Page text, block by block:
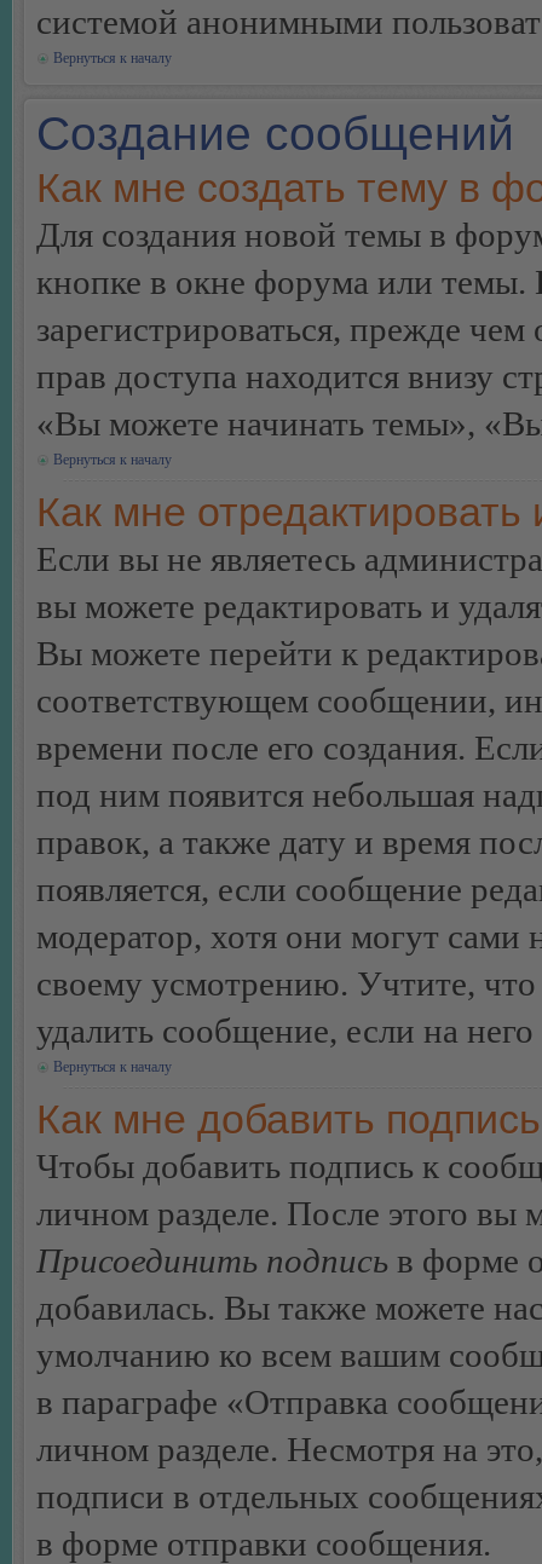
системой анонимными
Вернуться к началу
Создание сообщений
Как мне создать тему в
Для создания новой темы в
кнопке в окне форума или
зарегистрироваться, прежде
прав доступа находится внизу
«Вы можете начинать темы»,
Вернуться к началу
Как мне
Если вы не являетесь
вы можете редактировать и
Вы можете перейти к
соответствующем сообщении,
времени после его создания.
под ним появится небольшая
правок, а также дату и время
появляется, если сообщение
модератор, хотя они могут сами
своему усмотрению. Учтите,
удалить сообщение, если на
Вернуться к началу
Как мне добавить
Чтобы добавить подпись к
личном разделе. После этого
Присоединить подпись в форме
добавилась. Вы также можете
умолчанию ко всем вашим
в параграфе «Отправка
личном разделе. Несмотря на
подписи в отдельных
в форме отправки сообщения.